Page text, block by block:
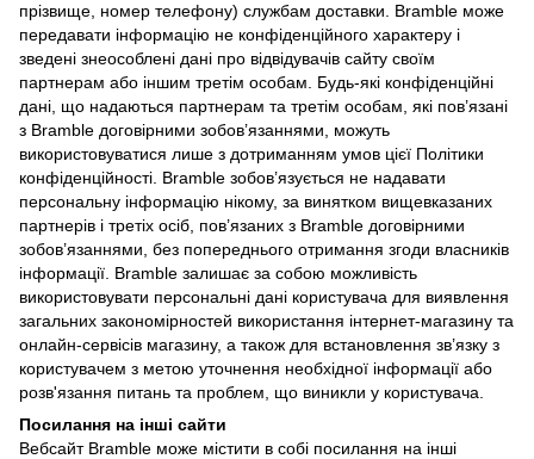
прізвище, номер телефону) службам доставки. Bramble може
передавати інформацію не конфіденційного характеру і
зведені знеособлені дані про відвідувачів сайту своїм
партнерам або іншим третім особам. Будь-які конфіденційні
дані, що надаються партнерам та третім особам, які пов’язані
з Bramble договірними зобов’язаннями, можуть
використовуватися лише з дотриманням умов цієї Політики
конфіденційності. Bramble зобов’язується не надавати
персональну інформацію нікому, за винятком вищевказаних
партнерів і третіх осіб, пов’язаних з Bramble договірними
зобов’язаннями, без попереднього отримання згоди власників
інформації. Bramble залишає за собою можливість
використовувати персональні дані користувача для виявлення
загальних закономірностей використання інтернет-магазину та
онлайн-сервісів магазину, а також для встановлення зв’язку з
користувачем з метою уточнення необхідної інформації або
розв'язання питань та проблем, що виникли у користувача.
Посилання на інші сайти
Вебсайт Bramble може містити в собі посилання на інші